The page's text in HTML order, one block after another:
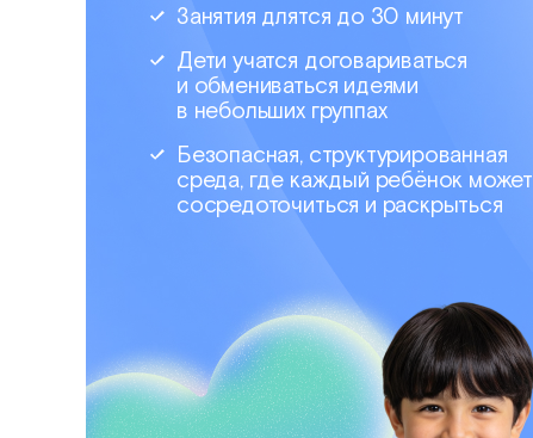
Занятия длятся до 30 минут
Дети учатся договариваться
и обмениваться идеями
в небольших группах
Безопасная, структурированная
среда, где каждый ребёнок может
сосредоточиться и раскрыться